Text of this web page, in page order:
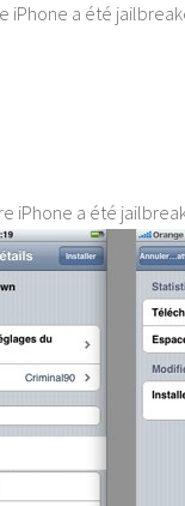
iPhone a été
iPhone a été